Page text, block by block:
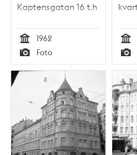
Kaptensgatan 16 t.h
Tid
1962
Typ
Foto Tid
Typ